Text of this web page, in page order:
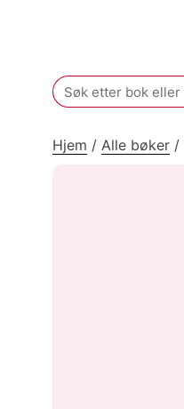
Search
for:
Hjem / Alle bøker /